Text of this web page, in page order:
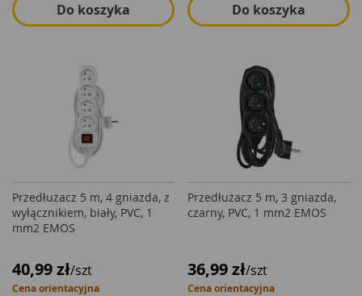
Do koszyka Do koszyka
Przedłużacz 5 m, 4 gniazda, z
wyłącznikiem, biały, PVC, 1
mm2 EMOS
40,99 zł/szt
Cena orientacyjna
Przedłużacz 5 m, 3 gniazda,
czarny, PVC, 1 mm2 EMOS
36,99 zł/szt
Cena orientacyjna